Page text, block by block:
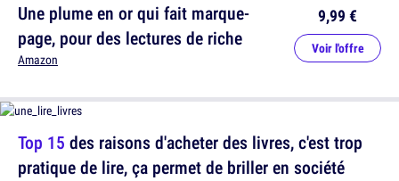
Top 15 des raisons d'acheter des livres, c'est trop
pratique de lire, ça permet de briller en société
Une plume en or qui fait marque-
page, pour des lectures de riche
Amazon
9,99 €
Voir l'offre